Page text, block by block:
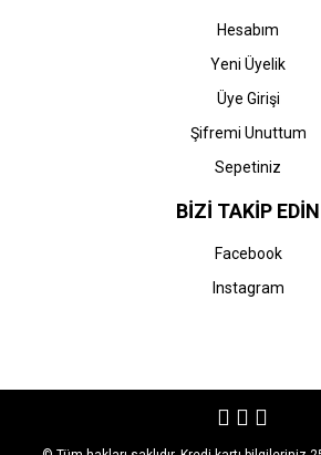
Hesabım
Yeni Üyelik
Üye Girişi
Şifremi Unuttum
Sepetiniz
BİZİ TAKİP EDİN
Facebook
Instagram